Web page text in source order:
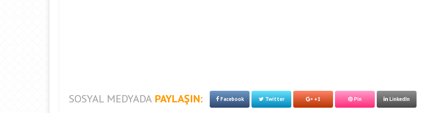
SOSYAL MEDYADA PAYLAŞIN: Facebook Twitter +1 Pin LinkedIn